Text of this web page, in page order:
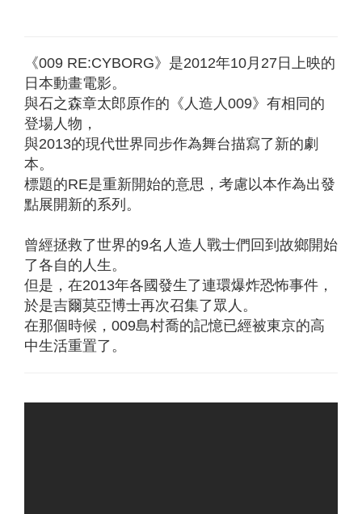
《009 RE:CYBORG》是2012年10月27日上映的
日本動畫電影。
與石之森章太郎原作的《人造人009》有相同的
登場人物，
與2013的現代世界同步作為舞台描寫了新的劇
本。
標題的RE是重新開始的意思，考慮以本作為出發
點展開新的系列。
曾經拯救了世界的9名人造人戰士們回到故鄉開始
了各自的人生。
但是，在2013年各國發生了連環爆炸恐怖事件，
於是吉爾莫亞博士再次召集了眾人。
在那個時候，009島村喬的記憶已經被東京的高
中生活重置了。